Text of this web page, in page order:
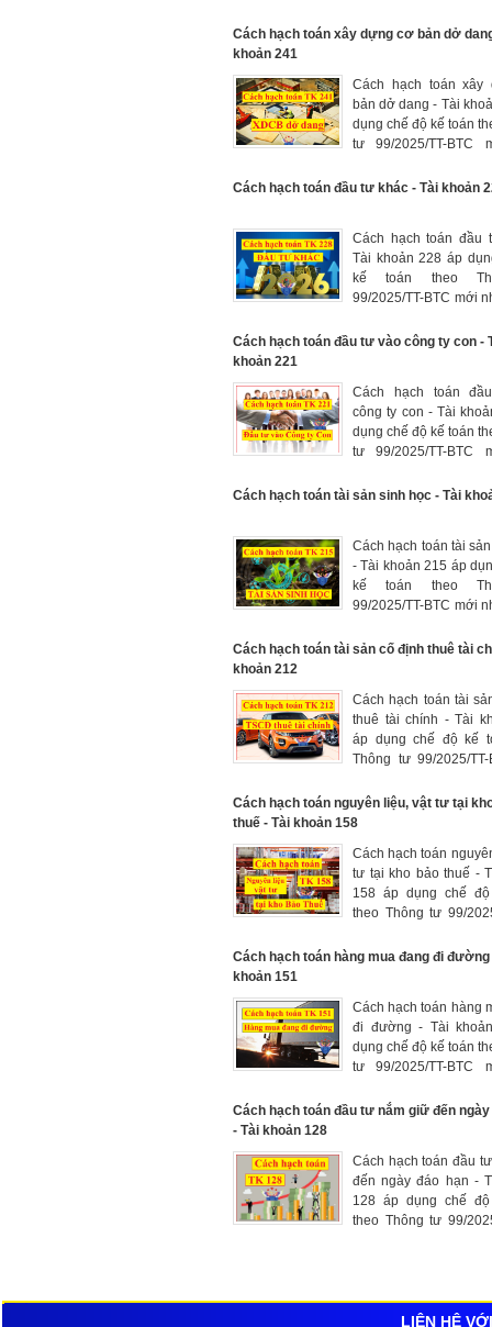
các doanh nghiệp, tổ
Cách hạch toán xây dựng cơ bản dở
khoản 241
Cách hạch toán xây
bản dở dang - Tài
dụng chế độ kế toán
tư 99/2025/TT-BTC
hiện các dự án đầu tư
của doanh nghiệp
Cách hạch toán đầu tư khác - Tài khoản
Cách hạch toán đầu
Tài khoản 228 áp
kế toán theo
99/2025/TT-BTC mới
khác (ngoài các
Cách hạch toán đầu tư vào công ty con -
khoản 221
Cách hạch toán
công ty con - Tài
dụng chế độ kế toán
tư 99/2025/TT-BTC
khoản đầu tư vốn
Cách hạch toán tài sản sinh học - Tài
Cách hạch toán tài
- Tài khoản 215 áp
kế toán theo
99/2025/TT-BTC mới
liên quan đến hoạt
Cách hạch toán tài sản cố định thuê tài
khoản 212
Cách hạch toán tài
thuê tài chính - Tài
áp dụng chế độ kế
Thông tư 99/2025/
giá của TSCĐ thuê
dùng cho doanh
Cách hạch toán nguyên liệu, vật tư tại
thuế - Tài khoản 158
Cách hạch toán
tư tại kho bảo thuế -
158 áp dụng chế
theo Thông tư 99/
giảm và số hiện có
Cách hạch toán hàng mua đang đi đường
khoản 151
Cách hạch toán hàng
đi đường - Tài
dụng chế độ kế toán
tư 99/2025/TT-BTC
hóa, vật tư mua ngoài
Cách hạch toán đầu tư nắm giữ đến ngày
- Tài khoản 128
Cách hạch toán đầu
đến ngày đáo hạn -
128 áp dụng chế
theo Thông tư 99/
giá, trái phiếu, cổ
các khoản cho vay,
LIÊN HỆ